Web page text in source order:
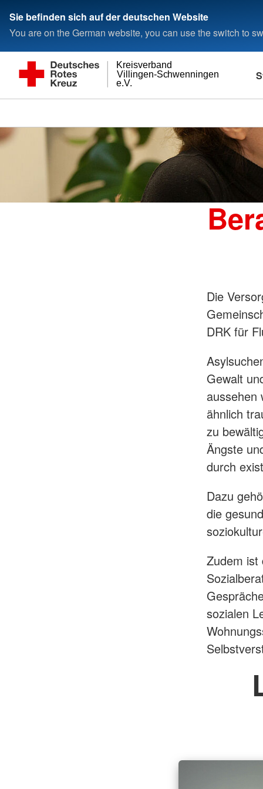
Sie befinden sich auf der deutschen Website
You are on the German website, you can use the switch to
e.V.
Villingen-Schwenningen
Kreisverband
Die
DRK für
Gewalt
aussehen
ähnlich
zu
Ängste
durch
Dazu
die
Zudem ist
sozialen